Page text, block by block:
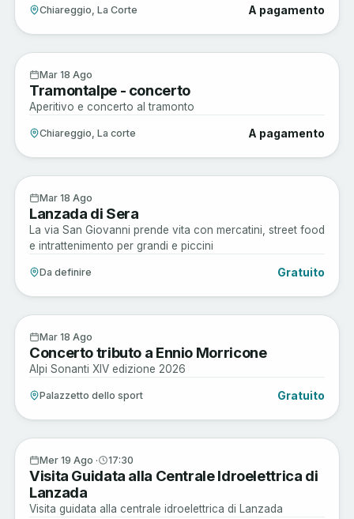
Chiareggio, La Corte A pagamento
Musica e Spettacoli
Mar 18 Ago
Tramontalpe - concerto
Aperitivo e concerto al tramonto
Chiareggio, La corte A pagamento
Enogastronomia
Mar 18 Ago
Lanzada di Sera
La via San Giovanni prende vita con mercatini, street food
e intrattenimento per grandi e piccini
Da definire Gratuito
Arte e Cultura
Mar 18 Ago
Concerto tributo a Ennio Morricone
Alpi Sonanti XIV edizione 2026
Palazzetto dello sport Gratuito
Arte e Cultura
AGO
Mer 19 Ago · 17:30
Visita Guidata alla Centrale Idroelettrica di
Lanzada
Visita guidata alla centrale idroelettrica di Lanzada